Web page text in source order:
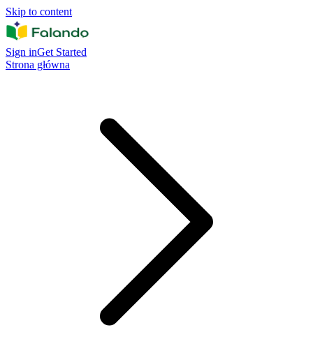
Skip to content
Sign inGet Started
Strona główna